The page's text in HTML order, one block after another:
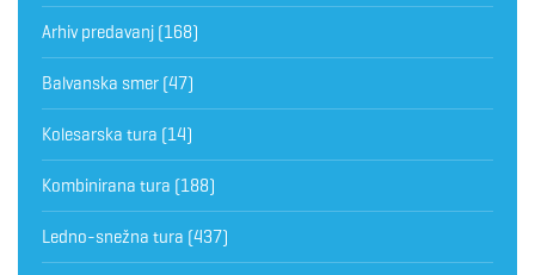
Arhiv predavanj (168)
Balvanska smer (47)
Kolesarska tura (14)
Kombinirana tura (188)
Ledno-snežna tura (437)